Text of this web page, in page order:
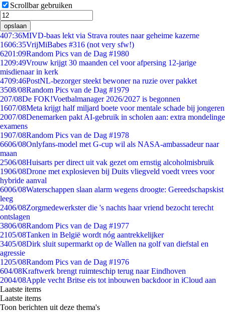
Scrollbar gebruiken
opslaan
407:36MIVD-baas lekt via Strava routes naar geheime kazerne
1606:35VrijMiBabes #316 (not very sfw!)
6201:09Random Pics van de Dag #1980
1209:49Vrouw krijgt 30 maanden cel voor afpersing 12-jarige
misdienaar in kerk
4709:46PostNL-bezorger steekt bewoner na ruzie over pakket
3508/08Random Pics van de Dag #1979
207/08De FOK!Voetbalmanager 2026/2027 is begonnen
1607/08Meta krijgt half miljard boete voor mentale schade bij jongeren
2007/08Denemarken pakt AI-gebruik in scholen aan: extra mondelinge
examens
1907/08Random Pics van de Dag #1978
6606/08Onlyfans-model met G-cup wil als NASA-ambassadeur naar
maan
2506/08Huisarts per direct uit vak gezet om ernstig alcoholmisbruik
1906/08Drone met explosieven bij Duits vliegveld voedt vrees voor
hybride aanval
6006/08Waterschappen slaan alarm wegens droogte: Gereedschapskist
leeg
2406/08Zorgmedewerkster die 's nachts haar vriend bezocht terecht
ontslagen
3806/08Random Pics van de Dag #1977
2105/08Tanken in België wordt nóg aantrekkelijker
3405/08Dirk sluit supermarkt op de Wallen na golf van diefstal en
agressie
1205/08Random Pics van de Dag #1976
604/08Kraftwerk brengt ruimteschip terug naar Eindhoven
2004/08Apple vecht Britse eis tot inbouwen backdoor in iCloud aan
Laatste items
Laatste items
Toon berichten uit deze thema's